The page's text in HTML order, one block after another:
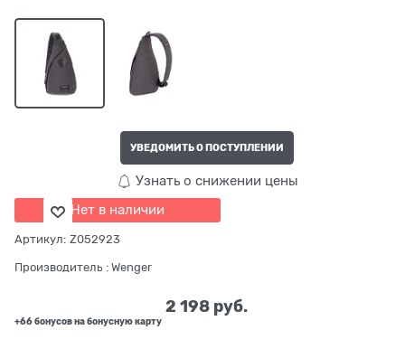
УВЕДОМИТЬ О ПОСТУПЛЕНИИ
Узнать о снижении цены
Нет в наличии
Артикул: Z052923
Производитель : Wenger
2 198 руб.
+66 бонусов на бонусную карту